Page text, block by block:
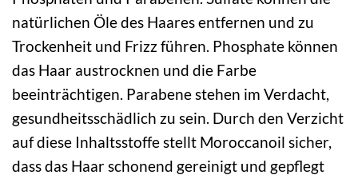
natürlichen Öle des Haares entfernen und zu
Trockenheit und Frizz führen. Phosphate können
das Haar austrocknen und die Farbe
beeinträchtigen. Parabene stehen im Verdacht,
gesundheitsschädlich zu sein. Durch den Verzicht
auf diese Inhaltsstoffe stellt Moroccanoil sicher,
dass das Haar schonend gereinigt und gepflegt